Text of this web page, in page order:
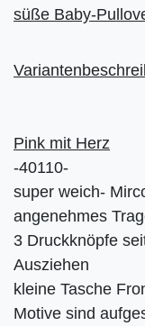
süße Baby-
Pink mit Herz
-40110-
super weich-
angenehmes
3 Druckknöpfe
Ausziehen
kleine Tasche
Motive sind